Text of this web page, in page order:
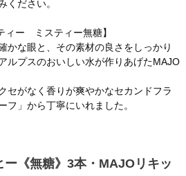
ください。
ィー ミスティー無糖】
かな眼と、その素材の良さをしっかり
ルプスのおいしい水が作りあげたMAJO
セがなく香りが爽やかなセカンドフラ
フ」から丁寧にいれました。
《無糖》3本・MAJOリキッ